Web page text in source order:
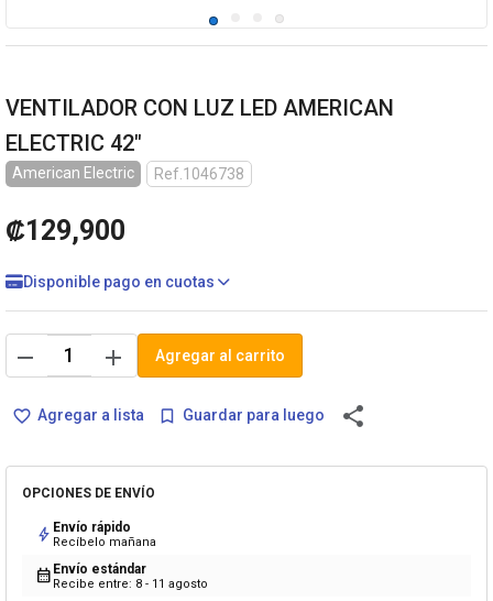
VENTILADOR CON LUZ LED AMERICAN
ELECTRIC 42"
American Electric Ref.1046738
₡129,900
Disponible pago en cuotas
remove add Agregar al carrito
favorite_border Agregar a lista bookmark_border Guardar para luego share
OPCIONES DE ENVÍO
bolt Envío rápido
Recíbelo mañana
calendar_month Envío estándar
Recibe entre: 8 - 11 agosto